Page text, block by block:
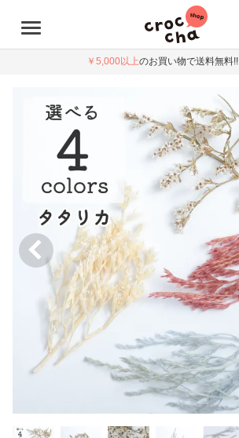
￥5,000以上のお買い物で送料無料!!